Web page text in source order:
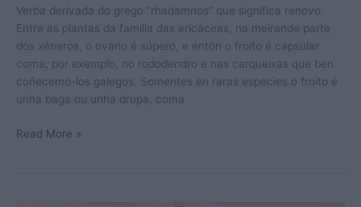
Verba derivada do grego “rhadamnos” que significa renovo.
Entre as plantas da familia das ericáceas, na meirande parte
dos xéneros, o ovario é súpero, e entón o froito é capsular
coma, por exemplo, no rododendro e nas carqueixas que ben
coñecemo-los galegos. Somentes en raras especies o froito é
unha baga ou unha drupa, coma
Arandos
Read More »